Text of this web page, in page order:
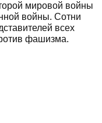
мировой войны
войны. Сотни
всех
фашизма.